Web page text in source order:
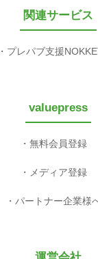
関連サービス
プレパブ支援
valuepress
無料会員登録
メディア登録
パートナー企業様